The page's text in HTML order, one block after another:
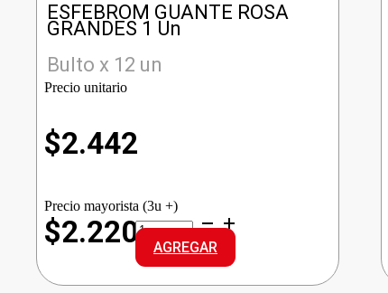
ESFEBROM GUANTE ROSA
GRANDES 1 Un
Bulto x 12 un
Precio unitario
$2.442
Precio mayorista (3u +)
$2.220ESFEBROM
GUANTE
ROSA
GRANDES
cantidad
AGREGAR